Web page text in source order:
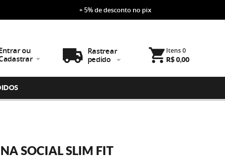
+ 5% de desconto no pix
ou
Rastrear
pedido
Itens0
R$ 0,00
SOCIAL SLIM FIT